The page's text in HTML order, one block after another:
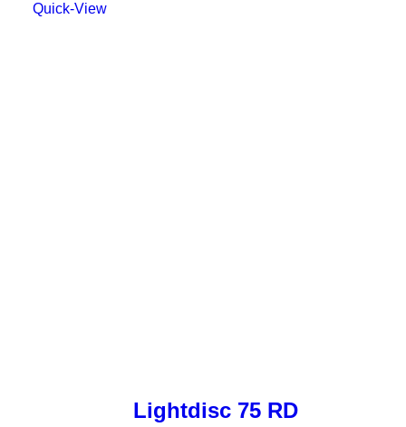
Quick-View
Lightdisc 75 RD